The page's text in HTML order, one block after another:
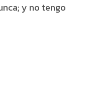
y no tengo